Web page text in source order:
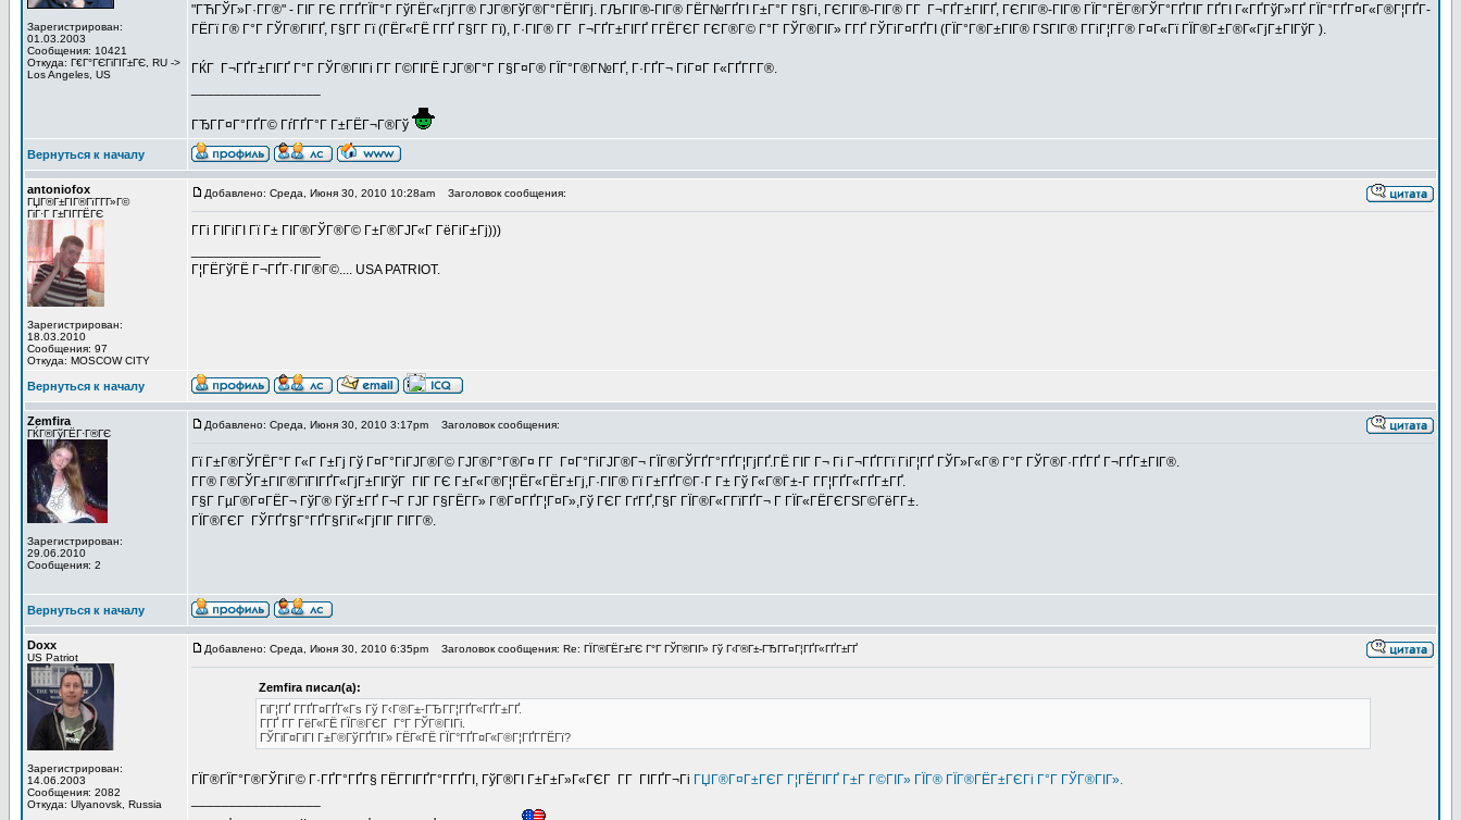
Зарегистрирован:
01.03.2003
Сообщения: 10421
Откуда: Г€Г°ГЄГіГІГ±ГЄ, RU ->
Los Angeles, US
"ГЋГЎГ»Г·Г­Г®" - ГІГ ГЄ Г­ГҐГЇГ°Г ГўГЁГ«ГјГ­Г® ГЈГ®ГўГ®Г°ГЁГІГј. ГЉГІГ®-ГІГ® ГЁГ№ГҐГІ Г±Г°Г Г§Гі, ГЄГІГ®-ГІГ® Г­Г Г¬ГҐГ±ГІГҐ, ГЄГІГ®-ГІГ® ГЇГ°ГЁГ®ГЎГ°ГҐГІГ ГҐГІ Г«ГҐГўГ»ГҐ ГЇГ°ГҐГ¤Г«Г®Г¦ГҐГ­
ГЁГї Г® Г°Г ГЎГ®ГІГҐ, Г§Г­Г Гї (ГЁГ«ГЁ Г­ГҐ Г§Г­Г Гї), Г·ГІГ® Г­Г Г¬ГҐГ±ГІГҐ Г­ГЁГЄГ ГЄГ®Г© Г°Г ГЎГ®ГІГ» Г­ГҐ ГЎГіГ¤ГҐГІ (ГЇГ°Г®Г±ГІГ® ГЅГІГ® Г­ГіГ¦Г­Г® Г¤Г«Гї ГЇГ®Г±Г®Г«ГјГ±ГІГўГ ).
ГЌГ Г¬ГҐГ±ГІГҐ Г°Г ГЎГ®ГІГі Г­Г Г©ГІГЁ ГЈГ®Г°Г Г§Г¤Г® ГЇГ°Г®Г№ГҐ, Г·ГҐГ¬ ГіГ¤Г Г«ГҐГ­Г­Г®.
ГЂГ­Г¤Г°ГҐГ© ГѓГҐГ°Г Г±ГЁГ¬Г®Гў
Вернуться к началу
antoniofox
ГЏГ®Г±ГІГ®ГїГ­Г­Г»Г©
ГіГ·Г Г±ГІГ­ГЁГЄ
Зарегистрирован:
18.03.2010
Сообщения: 97
Откуда: MOSCOW CITY
Добавлено: Среда, Июня 30, 2010 10:28am Заголовок сообщения:
Г­Гі ГІГіГІ Гї Г± ГІГ®ГЎГ®Г© Г±Г®ГЈГ«Г ГёГіГ±Гј)))
Г¦ГЁГўГЁ Г¬ГҐГ·ГІГ®Г©.... USA PATRIOT.
Вернуться к началу
Zemfira
ГЌГ®ГўГЁГ·Г®ГЄ
Зарегистрирован:
29.06.2010
Сообщения: 2
Добавлено: Среда, Июня 30, 2010 3:17pm Заголовок сообщения:
Гї Г±Г®ГЎГЁГ°Г Г«Г Г±Гј Гў Г¤Г°ГіГЈГ®Г© ГЈГ®Г°Г®Г¤ Г­Г Г¤Г°ГіГЈГ®Г¬ ГЇГ®ГЎГҐГ°ГҐГ¦ГјГҐ.ГЁ ГІГ Г¬ Гі Г¬ГҐГ­Гї ГіГ¦ГҐ ГЎГ»Г«Г® Г°Г ГЎГ®Г·ГҐГҐ Г¬ГҐГ±ГІГ®.
Г­Г® Г®ГЎГ±ГІГ®ГїГІГҐГ«ГјГ±ГІГўГ ГІГ ГЄ Г±Г«Г®Г¦ГЁГ«ГЁГ±Гј,Г·ГІГ® Гї Г±ГҐГ©Г·Г Г± Гў Г«Г®Г±-Г Г­Г¦ГҐГ«ГҐГ±ГҐ.
Г§Г ГµГ®Г¤ГЁГ¬ ГўГ® ГўГ±ГҐ Г¬Г ГЈГ Г§ГЁГ­Г» Г®Г¤ГҐГ¦Г¤Г»,Гў ГЄГ ГґГҐ,Г§Г ГЇГ®Г«Г­ГїГҐГ¬ Г ГЇГ«ГЁГЄГЅГ©ГёГ­Г±.
ГЇГ®ГЄГ ГЎГҐГ§Г°ГҐГ§ГіГ«ГјГІГ ГІГ­Г®.
Вернуться к началу
Doxx
US Patriot
Зарегистрирован:
14.06.2003
Сообщения: 2082
Откуда: Ulyanovsk, Russia
Добавлено: Среда, Июня 30, 2010 6:35pm Заголовок сообщения: Re: ГЇГ®ГЁГ±ГЄ Г°Г ГЎГ®ГІГ» Гў Г‹Г®Г±-ГЂГ­Г¤Г¦ГҐГ«ГҐГ±ГҐ
Zemfira писал(а):
ГіГ¦ГҐ Г­ГҐГ¤ГҐГ«Гѕ Гў Г‹Г®Г±-ГЂГ­Г¦ГҐГ«ГҐГ±ГҐ.
Г­ГҐ Г­Г ГёГ«ГЁ ГЇГ®ГЄГ Г°Г ГЎГ®ГІГі.
ГЎГіГ¤ГіГІ Г±Г®ГўГҐГІГ» ГЁГ«ГЁ ГЇГ°ГҐГ¤Г«Г®Г¦ГҐГ­ГЁГї?
ГЇГ®ГЇГ°Г®ГЎГіГ© Г·ГҐГ°ГҐГ§ ГЁГ­ГІГҐГ°Г­ГҐГІ, ГўГ®ГІ Г±Г±Г»Г«ГЄГ Г­Г ГІГҐГ¬Гі ГЏГ®Г¤Г±ГЄГ Г¦ГЁГІГҐ Г±Г Г©ГІГ» ГЇГ® ГЇГ®ГЁГ±ГЄГі Г°Г ГЎГ®ГІГ».